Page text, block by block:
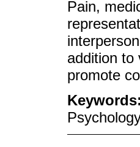
Pain,
addition to
promote
Keywords: